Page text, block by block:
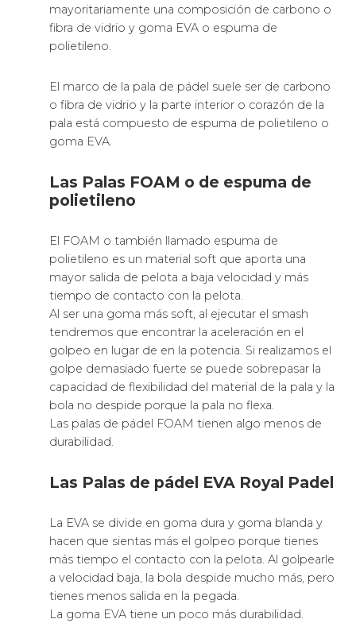
mayoritariamente una composición de carbono o
fibra de vidrio y goma EVA o espuma de
polietileno.
El marco de la pala de pádel suele ser de carbono
o fibra de vidrio y la parte interior o corazón de la
pala está compuesto de espuma de polietileno o
goma EVA.
Las Palas FOAM o de espuma de
polietileno
El FOAM o también llamado espuma de
polietileno es un material soft que aporta una
mayor salida de pelota a baja velocidad y más
tiempo de contacto con la pelota.
Al ser una goma más soft, al ejecutar el smash
tendremos que encontrar la aceleración en el
golpeo en lugar de en la potencia. Si realizamos el
golpe demasiado fuerte se puede sobrepasar la
capacidad de flexibilidad del material de la pala y la
bola no despide porque la pala no flexa.
Las palas de pádel FOAM tienen algo menos de
durabilidad.
Las Palas de pádel EVA Royal Padel
La EVA se divide en goma dura y goma blanda y
hacen que sientas más el golpeo porque tienes
más tiempo el contacto con la pelota. Al golpearle
a velocidad baja, la bola despide mucho más, pero
tienes menos salida en la pegada.
La goma EVA tiene un poco más durabilidad.